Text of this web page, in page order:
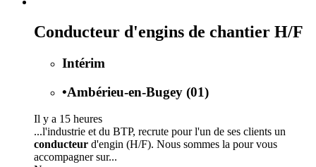
Conducteur d'engins de chantier H/F
Intérim
•Ambérieu-en-Bugey (01)
Il y a 15 heures
...l'industrie et du BTP, recrute pour l'un de ses clients un
conducteur d'engin (H/F). Nous sommes la pour vous
accompagner sur...